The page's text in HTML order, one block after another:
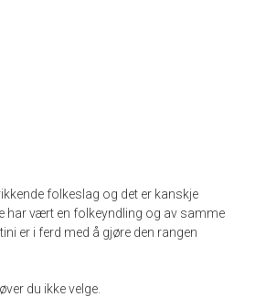
folkeslag og det er kanskje
har vært en folkeyndling og av samme
er i ferd med å gjøre den rangen
du ikke velge.